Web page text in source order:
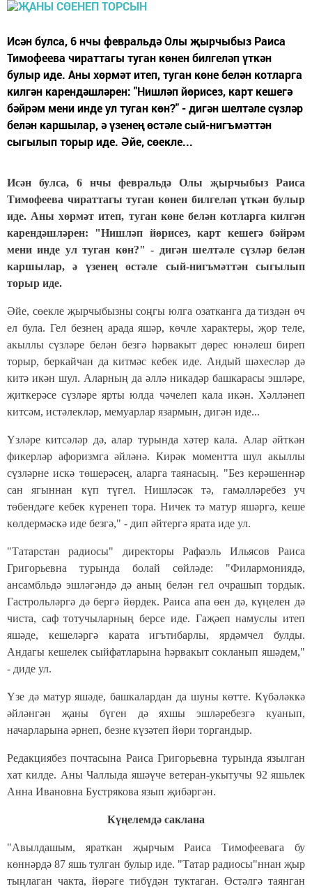
Исән булса, 6 нчы февральдә Олы җырчыбыз Раиса
Тимофеева чираттагы туган көнен билгеләп үткән
булыр иде. Аны хөрмәт итеп, туган көне белән котларга
килгән карендәшләрен: "Нишләп йөрисез, карт кешегә
бәйрәм мени инде ул туган көн?" - дигән шелтәле сүзләр
белән каршылар, ә үзенең өстәле сый-нигъмәттән
сыгылып торыр иде. Әйе, сөекле...
Исән булса, 6 нчы февральдә Олы җырчыбыз Раиса
Тимофеева чираттагы туган көнен билгеләп үткән булыр
иде. Аны хөрмәт итеп, туган көне белән котларга килгән
карендәшләрен: "Нишләп йөрисез, карт кешегә бәйрәм
мени инде ул туган көн?" - дигән шелтәле сүзләр белән
каршылар, ә үзенең өстәле сый-нигъмәттән сыгылып
торыр иде.
Әйе, сөекле җырчыбызны соңгы юлга озатканга да тиздән өч
ел була. Гел безнең арада яшәр, көчле характеры, җор теле,
акыллы сүзләре белән безгә һәрвакыт дөрес юнәлеш биреп
торыр, беркайчан да китмәс кебек иде. Андый шәхесләр дә
китә икән шул. Аларның да әллә никадәр башкарасы эшләре,
җиткерәсе сүзләре ярты юлда чәчелеп кала икән. Хәлләнеп
китсәм, истәлекләр, мемуарлар язармын, дигән иде...
Үзләре китсәләр дә, алар турында хәтер кала. Алар әйткән
фикерләр афоризмга әйләнә. Кирәк моментта шул акыллы
сүзләрне искә төшерәсең, аларга таянасың. "Без керәшеннәр
сан ягыннан күп түгел. Нишләсәк тә, гамәлләребез уч
төбендәге кебек күренеп тора. Ничек тә матур яшәргә, кеше
көлдермәскә иде безгә," - дип әйтергә ярата иде ул.
"Татарстан радиосы" директоры Рафаэль Ильясов Раиса
Григорьевна турында болай сөйләде: "Филармониядә,
ансамбльдә эшләгәндә дә аның белән гел очрашып тордык.
Гастрольләргә дә бергә йөрдек. Раиса апа өен дә, күңелен дә
чиста, саф тотучыларның берсе иде. Гаҗәеп намуслы итеп
яшәде, кешеләргә карата игътибарлы, ярдәмчел булды.
Андагы кешелек сыйфатларына һәрвакыт сокланып яшәдем,"
- диде ул.
Үзе дә матур яшәде, башкалардан да шуны көтте. Күбәләккә
әйләнгән җаны бүген дә яхшы эшләребезгә куанып,
начарларына әрнеп, безне күзәтеп йөри торгандыр.
Редакциябез почтасына Раиса Григорьевна турында язылган
хат килде. Аны Чаллыда яшәүче ветеран-укытучы 92 яшьлек
Анна Ивановна Бустрякова язып җибәргән.
Күңелемдә саклана
"Авылдашым, яраткан җырчым Раиса Тимофеевага бу
көннәрдә 87 яшь тулган булыр иде. "Татар радиосы"ннан җыр
тыңлаган чакта, йөрәге тибүдән туктаган. Өстәлгә таянган